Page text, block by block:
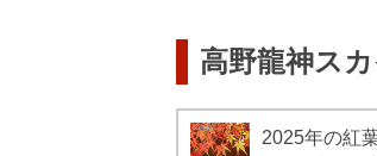
高野龍神ス
2025年の紅